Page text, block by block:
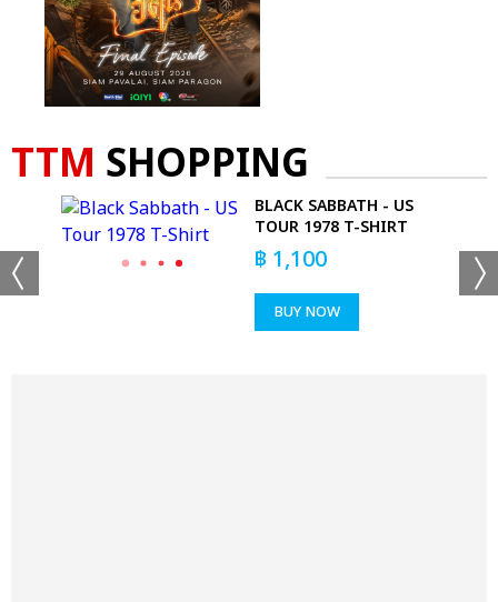
TTM SHOPPING
BLACK SABBATH - US
TOUR 1978 T-SHIRT
฿ 1,100
BUY NOW